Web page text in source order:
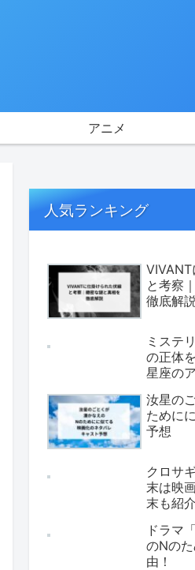
アニメ
人気ランキング
と考察
徹底解
ミステ
の正体
星座の
汝星の
ために
予想
クロサ
末は映
末も紹介
ドラマ
のNの
由！